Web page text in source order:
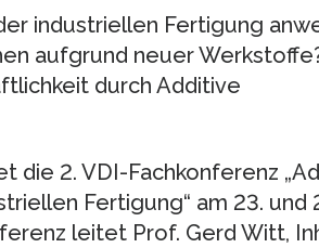
industriellen Fertigung
aufgrund neuer
durch Additive
die 2. VDI-Fachkonferenz
Fertigung“ am 23. und
leitet Prof. Gerd Witt,